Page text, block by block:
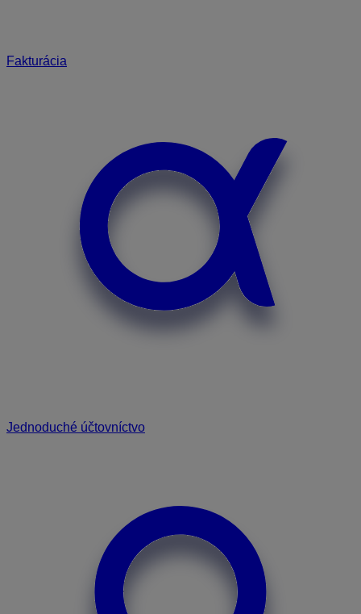
Fakturácia
Jednoduché účtovníctvo